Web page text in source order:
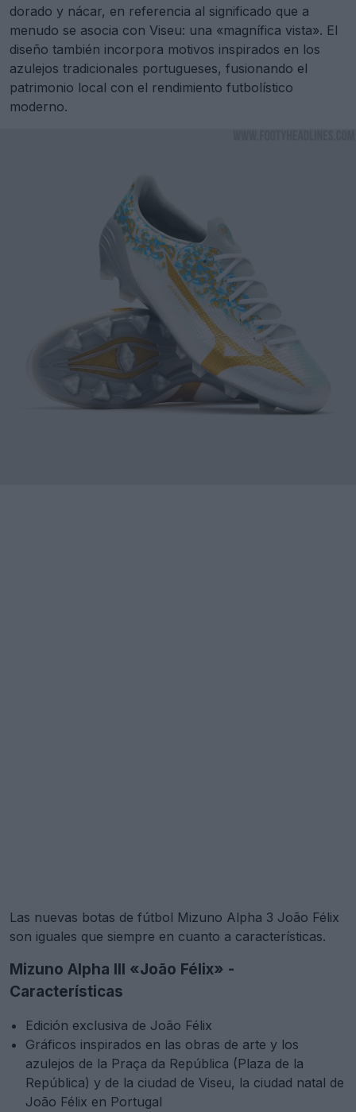
dorado y nácar, en referencia al significado que a
menudo se asocia con Viseu: una «magnífica vista». El
diseño también incorpora motivos inspirados en los
azulejos tradicionales portugueses, fusionando el
patrimonio local con el rendimiento futbolístico
moderno.
Las nuevas botas de fútbol Mizuno Alpha 3 João Félix
son iguales que siempre en cuanto a características.
Mizuno Alpha III «João Félix» -
Características
Edición exclusiva de João Félix
Gráficos inspirados en las obras de arte y los
azulejos de la Praça da República (Plaza de la
República) y de la ciudad de Viseu, la ciudad natal de
João Félix en Portugal